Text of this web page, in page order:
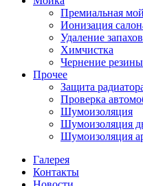
Премиальная
Ионизация
Удаление запахов
Химчистка
Чернение резины
Прочее
Защита
Проверка
Шумоизоляция
Шумоизоляция
Шумоизоляция
Галерея
Контакты